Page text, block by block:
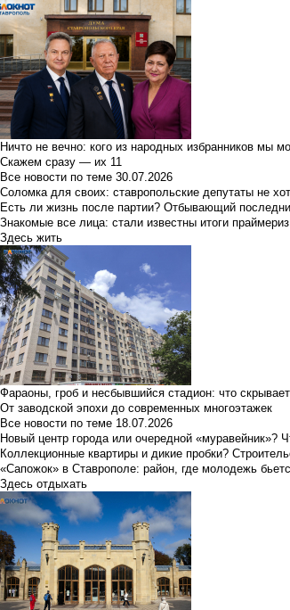
Ничто не вечно: кого из народных избранников мы
Скажем сразу — их 11
Все новости по теме 30.07.2026
Соломка для своих: ставропольские депутаты не
Есть ли жизнь после партии? Отбывающий
Знакомые все лица: стали известны итоги
Здесь жить
Фараоны, гроб и несбывшийся стадион: что
От заводской эпохи до современных многоэтажек
Все новости по теме 18.07.2026
Новый центр города или очередной
Коллекционные квартиры и дикие пробки?
«Сапожок» в Ставрополе: район, где молодежь
Здесь отдыхать